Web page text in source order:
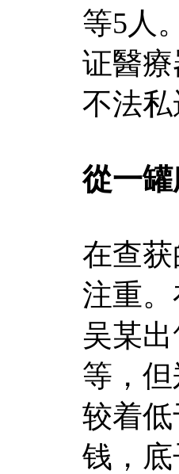
等5人
证醫
不法私
從一
在查
注重
吴某
等，
较着
钱，